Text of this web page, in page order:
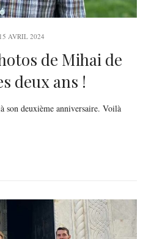
15 AVRIL 2024
de Mihai de
deux ans !
son deuxième anniversaire. Voilà